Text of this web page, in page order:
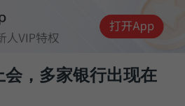
，多家银行出现在